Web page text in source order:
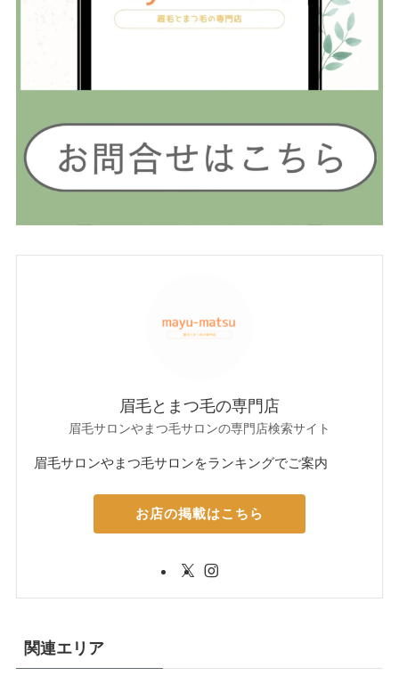
眉毛とまつ毛の専門店
眉毛サロンやまつ毛サロンの専門店検索サイト
眉毛サロンやまつ毛サロンをランキングでご案内
お店の掲載はこちら
関連エリア